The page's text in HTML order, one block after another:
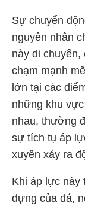
Sự chuyển
nguyên nhân
này di chuyển,
chạm mạnh
lớn tại các
những khu
nhau, thường
sự tích tụ áp
xuyên xảy ra
Khi áp lực này
đựng của đá,